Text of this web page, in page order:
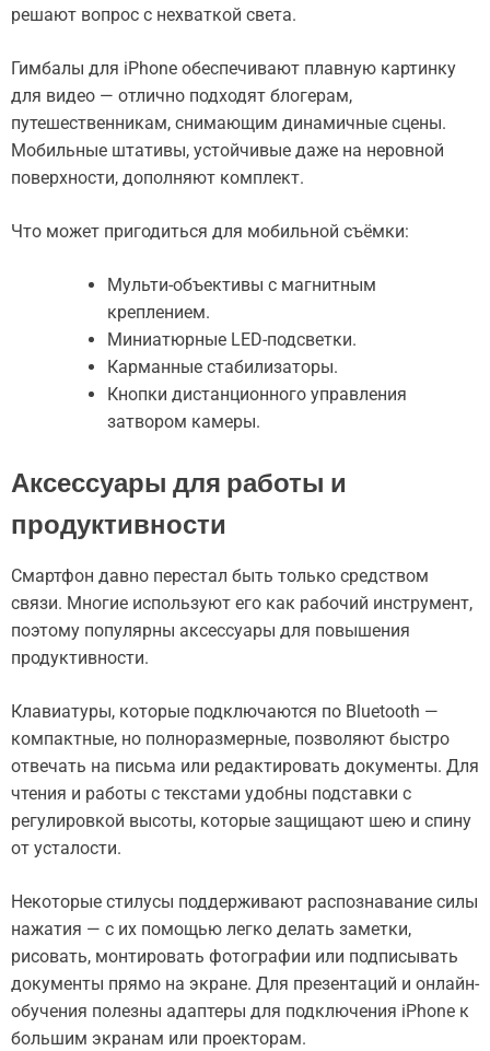
решают вопрос с нехваткой света.
Гимбалы для iPhone обеспечивают плавную картинку
для видео — отлично подходят блогерам,
путешественникам, снимающим динамичные сцены.
Мобильные штативы, устойчивые даже на неровной
поверхности, дополняют комплект.
Что может пригодиться для мобильной съёмки:
Мульти-объективы с магнитным
креплением.
Миниатюрные LED-подсветки.
Карманные стабилизаторы.
Кнопки дистанционного управления
затвором камеры.
Аксессуары для работы и
продуктивности
Смартфон давно перестал быть только средством
связи. Многие используют его как рабочий инструмент,
поэтому популярны аксессуары для повышения
продуктивности.
Клавиатуры, которые подключаются по Bluetooth —
компактные, но полноразмерные, позволяют быстро
отвечать на письма или редактировать документы. Для
чтения и работы с текстами удобны подставки с
регулировкой высоты, которые защищают шею и спину
от усталости.
Некоторые стилусы поддерживают распознавание силы
нажатия — с их помощью легко делать заметки,
рисовать, монтировать фотографии или подписывать
документы прямо на экране. Для презентаций и онлайн-
обучения полезны адаптеры для подключения iPhone к
большим экранам или проекторам.